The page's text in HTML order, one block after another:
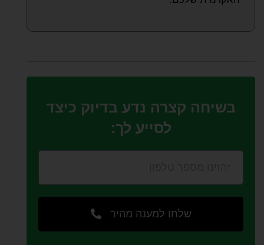
בשיחה קצרה נדע בדיוק כיצד
לסייע לך:
שלחו למענה מהיר